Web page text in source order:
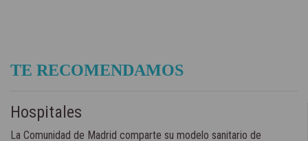
TE RECOMENDAMOS
Hospitales
La Comunidad de Madrid comparte su modelo sanitario de